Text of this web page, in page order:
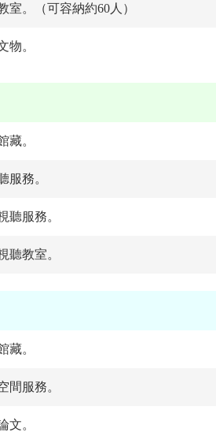
室。（可容納約60人）
物。
藏。
服務。
聽服務。
聽教室。
藏。
間服務。
文。